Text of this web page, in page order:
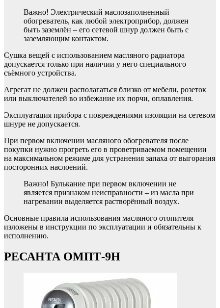
Важно! Электрический маслозаполненный
обогреватель, как любой электроприбор, должен
быть заземлён – его сетевой шнур должен быть с
заземляющим контактом.
Сушка вещей с использованием масляного радиатора
допускается только при наличии у него специального
съёмного устройства.
Агрегат не должен располагаться близко от мебели, розеток
или выключателей во избежание их порчи, оплавления.
Эксплуатация прибора с повреждениями изоляции на сетевом
шнуре не допускается.
При первом включении масляного обогревателя после
покупки нужно прогреть его в проветриваемом помещении
на максимальном режиме для устранения запаха от выгорания
посторонних наслоений.
Важно! Булькание при первом включении не
является признаком неисправности – из масла при
нагревании выделяется растворённый воздух.
Основные правила использования масляного отопителя
изложены в инструкции по эксплуатации и обязательны к
исполнению.
РЕСАНТА ОМПТ-9Н